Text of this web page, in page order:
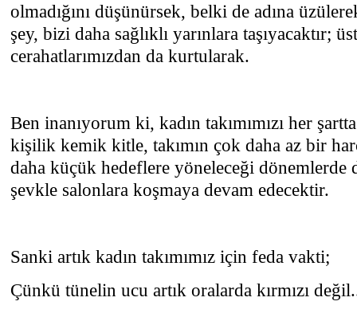
olmadığını düşünürsek, belki de adına
şey, bizi daha sağlıklı yarınlara taşıyacaktır;
cerahatlarımızdan da kurtularak.
Ben inanıyorum ki, kadın takımımızı her
kişilik kemik kitle, takımın çok daha az bir
daha küçük hedeflere yöneleceği dönemlerde
şevkle salonlara koşmaya devam edecektir.
Sanki artık kadın takımımız için feda vakti;
Çünkü tünelin ucu artık oralarda kırmızı